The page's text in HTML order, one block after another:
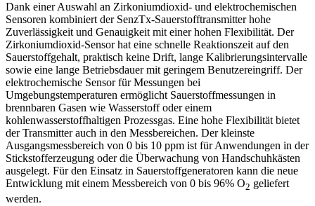
Dank einer Auswahl an Zirkoniumdioxid- und elektrochemischen
Sensoren kombiniert der SenzTx-Sauerstofftransmitter hohe
Zuverlässigkeit und Genauigkeit mit einer hohen Flexibilität. Der
Zirkoniumdioxid-Sensor hat eine schnelle Reaktionszeit auf den
Sauerstoffgehalt, praktisch keine Drift, lange Kalibrierungs­intervalle
sowie eine lange Betriebsdauer mit geringem Benutzereingriff. Der
elektrochemische Sensor für Messungen bei
Umgebungstemperaturen ermöglicht Sauerstoffmessungen in
brennbaren Gasen wie Wasserstoff oder einem
kohlenwasserstoffhaltigen Prozessgas. Eine hohe Flexibilität bietet
der Transmitter auch in den Messbereichen. Der kleinste
Ausgangsmessbereich von 0 bis 10 ppm ist für Anwendungen in der
Stickstofferzeugung oder die Überwachung von Handschuhkästen
ausgelegt. Für den Einsatz in Sauerstoffgeneratoren kann die neue
Entwicklung mit einem Messbereich von 0 bis 96% O2 geliefert
werden.